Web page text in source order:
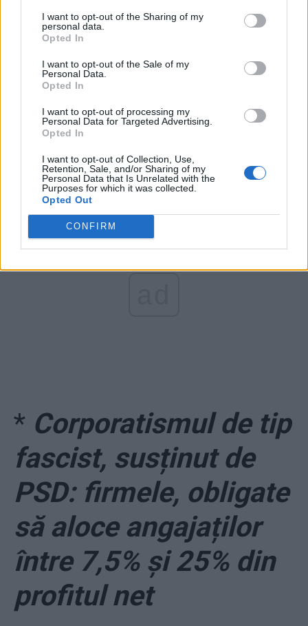
I want to opt-out of the Sharing of my
personal data.
Opted In
I want to opt-out of the Sale of my
Personal Data.
Opted In
I want to opt-out of processing my
Personal Data for Targeted Advertising.
Opted In
I want to opt-out of Collection, Use,
Retention, Sale, and/or Sharing of my
Personal Data that Is Unrelated with the
Purposes for which it was collected.
Opted Out
CONFIRM
de 350.000 de euro.
Dat afară din partid,
deputatul “Mitralieră”
arată cum se plătește
“birul” în PSD
* Corporatismul de tip
fascist, susținut de
PSD: firmele, obligate
să aloce angajaților
între 7,5% și 25% din
profitul net